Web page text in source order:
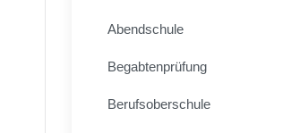
Abendschule
Begabtenprüfung
Berufsoberschule